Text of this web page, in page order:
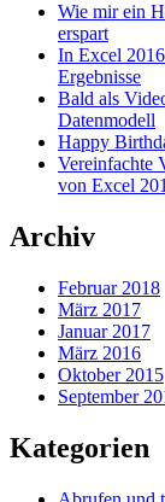
Wie mir ein
erspart
In Excel
Ergebnisse
Bald als
Datenmodell
Happy
Vereinfachte
von Excel
Archiv
Februar 2018
März 2017
Januar 2017
März 2016
Oktober 2015
September
Kategorien